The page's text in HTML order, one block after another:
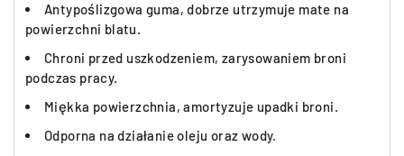
Antypoślizgowa guma, dobrze utrzymuje mate na
powierzchni blatu.
Chroni przed uszkodzeniem, zarysowaniem broni
podczas pracy.
Miękka powierzchnia, amortyzuje upadki broni.
Odporna na działanie oleju oraz wody.